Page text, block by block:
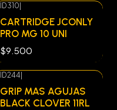
ID310
CARTRIDGE JCONLY
PRO MG 10 UNI
$9.500
ID244
GRIP MAS AGUJAS
BLACK CLOVER 11RL